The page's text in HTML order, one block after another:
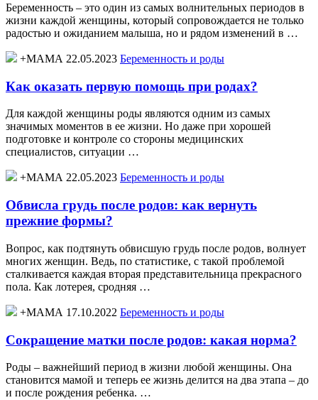
Беременность – это один из самых волнительных периодов в
жизни каждой женщины, который сопровождается не только
радостью и ожиданием малыша, но и рядом изменений в …
+МАМА 22.05.2023 Беременность и роды
Как оказать первую помощь при родах?
Для каждой женщины роды являются одним из самых
значимых моментов в ее жизни. Но даже при хорошей
подготовке и контроле со стороны медицинских
специалистов, ситуации …
+МАМА 22.05.2023 Беременность и роды
Обвисла грудь после родов: как вернуть
прежние формы?
Вопрос, как подтянуть обвисшую грудь после родов, волнует
многих женщин. Ведь, по статистике, с такой проблемой
сталкивается каждая вторая представительница прекрасного
пола. Как лотерея, сродняя …
+МАМА 17.10.2022 Беременность и роды
Сокращение матки после родов: какая норма?
Роды – важнейший период в жизни любой женщины. Она
становится мамой и теперь ее жизнь делится на два этапа – до
и после рождения ребенка. …